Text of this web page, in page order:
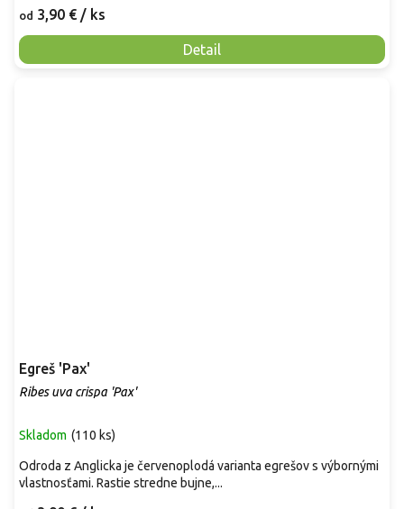
od 3,90 € / ks
Detail
Egreš 'Pax'
Ribes uva crispa 'Pax'
Skladom (110 ks)
Odroda z Anglicka je červenoplodá varianta egrešov s výbornými
vlastnosťami. Rastie stredne bujne,...